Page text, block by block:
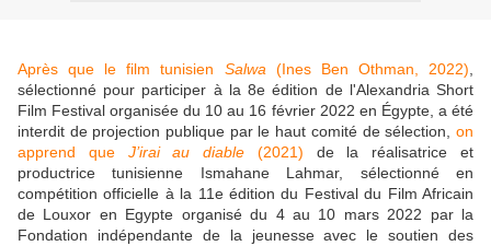
Après que le film tunisien Salwa (Ines Ben Othman, 2022)
sélectionné pour participer à la 8e édition de l'Alexandria Short
Film Festival organisée du 10 au 16 février 2022 en Égypte, a été
interdit de projection publique par le haut comité de sélection, on
apprend que J’irai au diable (2021)
de la réalisatrice et
productrice tunisienne Ismahane Lahmar, sélectionné en
compétition officielle à la 11eédition du Festival du FilmAfricain
de Louxor en Egypte organisé du 4 au 10 mars 2022 par la
Fondation indépendante de la jeunesse avec le soutien des